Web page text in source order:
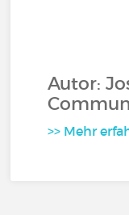
Autor:
>> Mehr